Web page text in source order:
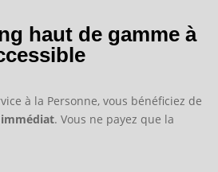
haut de gamme à
à la Personne, vous bénéficiez de
immédiat. Vous ne payez que la